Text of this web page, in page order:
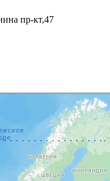
пр-кт,47